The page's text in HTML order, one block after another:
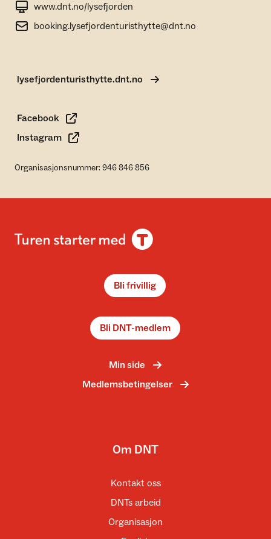
www.dnt.no/lysefjorden
booking.lysefjordenturisthytte@dnt.no
lysefjordenturisthytte.dnt.no
Facebook
Instagram
Organisasjonsnummer: 946 846 856
Bli frivillig
Bli DNT-medlem
Min side
Medlemsbetingelser
Om DNT
Kontakt oss
DNTs arbeid
Organisasjon